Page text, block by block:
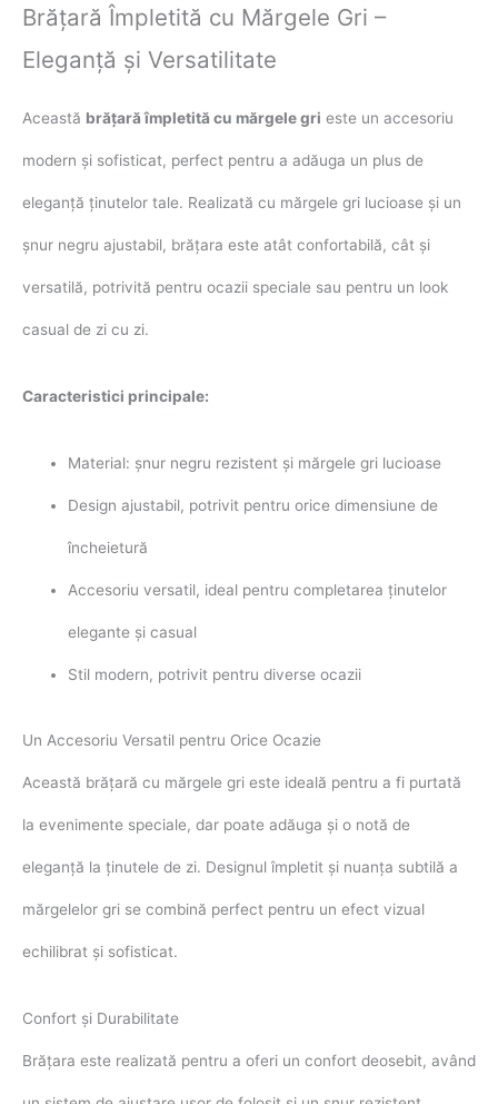
Brățară Împletită cu Mărgele Gri –
Eleganță și Versatilitate
Această brățară împletită cu mărgele gri este un accesoriu
modern și sofisticat, perfect pentru a adăuga un plus de
eleganță ținutelor tale. Realizată cu mărgele gri lucioase și un
șnur negru ajustabil, brățara este atât confortabilă, cât și
versatilă, potrivită pentru ocazii speciale sau pentru un look
casual de zi cu zi.
Caracteristici principale:
Material: șnur negru rezistent și mărgele gri lucioase
Design ajustabil, potrivit pentru orice dimensiune de
încheietură
Accesoriu versatil, ideal pentru completarea ținutelor
elegante și casual
Stil modern, potrivit pentru diverse ocazii
Un Accesoriu Versatil pentru Orice Ocazie
Această brățară cu mărgele gri este ideală pentru a fi purtată
la evenimente speciale, dar poate adăuga și o notă de
eleganță la ținutele de zi. Designul împletit și nuanța subtilă a
mărgelelor gri se combină perfect pentru un efect vizual
echilibrat și sofisticat.
Confort și Durabilitate
Brățara este realizată pentru a oferi un confort deosebit, având